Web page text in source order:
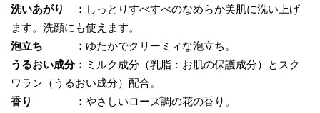
洗いあがり ： しっとりすべすべのなめらか美肌に洗い上げ
ます。洗顔にも使えます。
泡立ち ： ゆたかでクリーミィな泡立ち。
うるおい成分： ミルク成分（乳脂：お肌の保護成分）とスク
ワラン（うるおい成分）配合。
香り ： やさしいローズ調の花の香り。